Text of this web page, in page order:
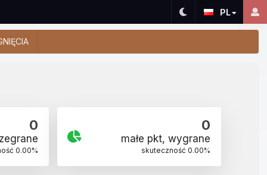
PL
0
0.00%
0
małe pkt, wygrane
skuteczność 0.00%